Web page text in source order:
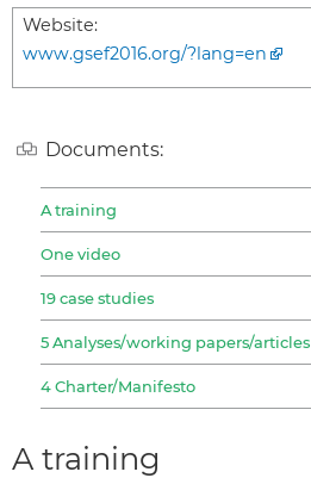
Website:
www.gsef2016.org/?lang=en
Documents:
A training
One video
19 case studies
5 Analyses/working papers/articles
4 Charter/Manifesto
A training